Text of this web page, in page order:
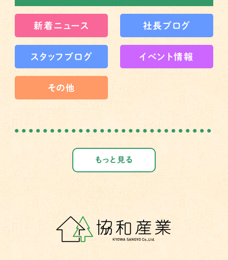
新着ニュース 社長ブログ
スタッフブログ イベント情報
その他
もっと見る